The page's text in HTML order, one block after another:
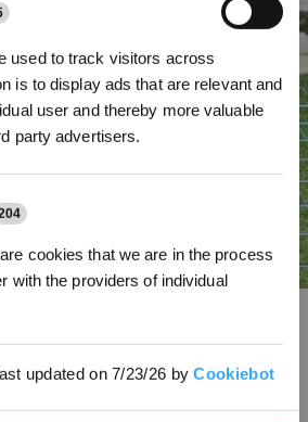
used to track visitors across
is to display ads that are relevant and
user and thereby more valuable
party advertisers.
cookies that we are in the process
with the providers of individual
updated on 7/23/26 byCookiebot
comme à la verticale, maximisant
utiliser 3000 points pour obtenir une réduction de 30
lorsque le paiement dépasse 1000 €.